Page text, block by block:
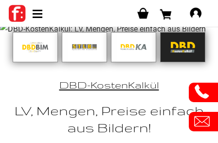
SHOP WARENKORB
Login
DBD-KostenKalkül
LV, Mengen, Preise einfach
aus Bildern!